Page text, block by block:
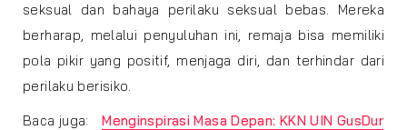
seksual dan bahaya perilaku seksual bebas. Mereka
berharap, melalui penyuluhan ini, remaja bisa memiliki
pola pikir yang positif, menjaga diri, dan terhindar dari
perilaku berisiko.
Baca juga:
Menginspirasi Masa Depan: KKN UIN GusDur